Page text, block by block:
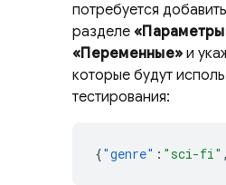
потребуется
разделе
«Переменные» и
которые будут
тестирования:
{"genre" : "sci-fi" ,